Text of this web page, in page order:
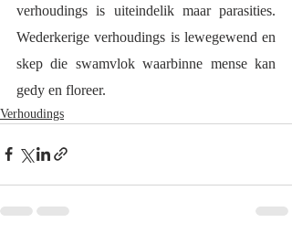
verhoudings is uiteindelik maar parasities.
Wederkerige verhoudings is lewegewend en
skep die swamvlok waarbinne mense kan
gedy en floreer.
Verhoudings